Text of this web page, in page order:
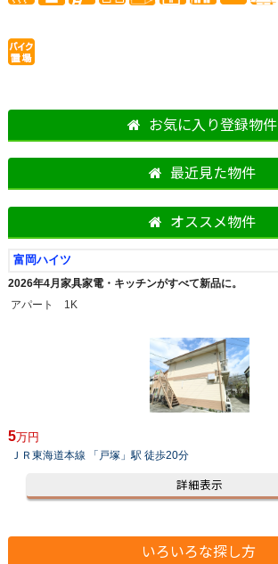
お気に入り登録物件
最近見た物件
オススメ物件
富岡ハイツ
2026年4月家具家電・キッチンがすべて新品に。
アパート 1K
5万円
ＪＲ東海道本線 「戸塚」駅 徒歩20分
詳細表示
いろいろな探し方